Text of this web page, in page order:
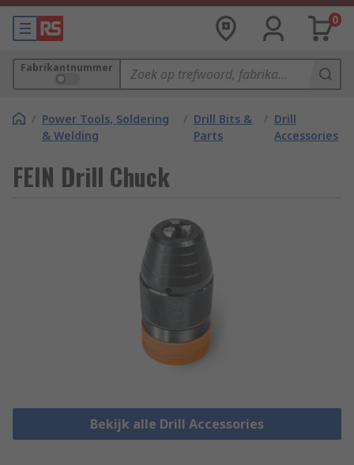
0
Fabrikantnummer
/ Power Tools, Soldering
& Welding
/ Drill Bits &
Parts
/ Drill
Accessories
FEIN Drill Chuck
Bekijk alle Drill Accessories